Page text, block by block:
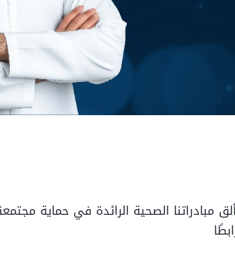
مبادراتنا الصحية الرائدة في حماية